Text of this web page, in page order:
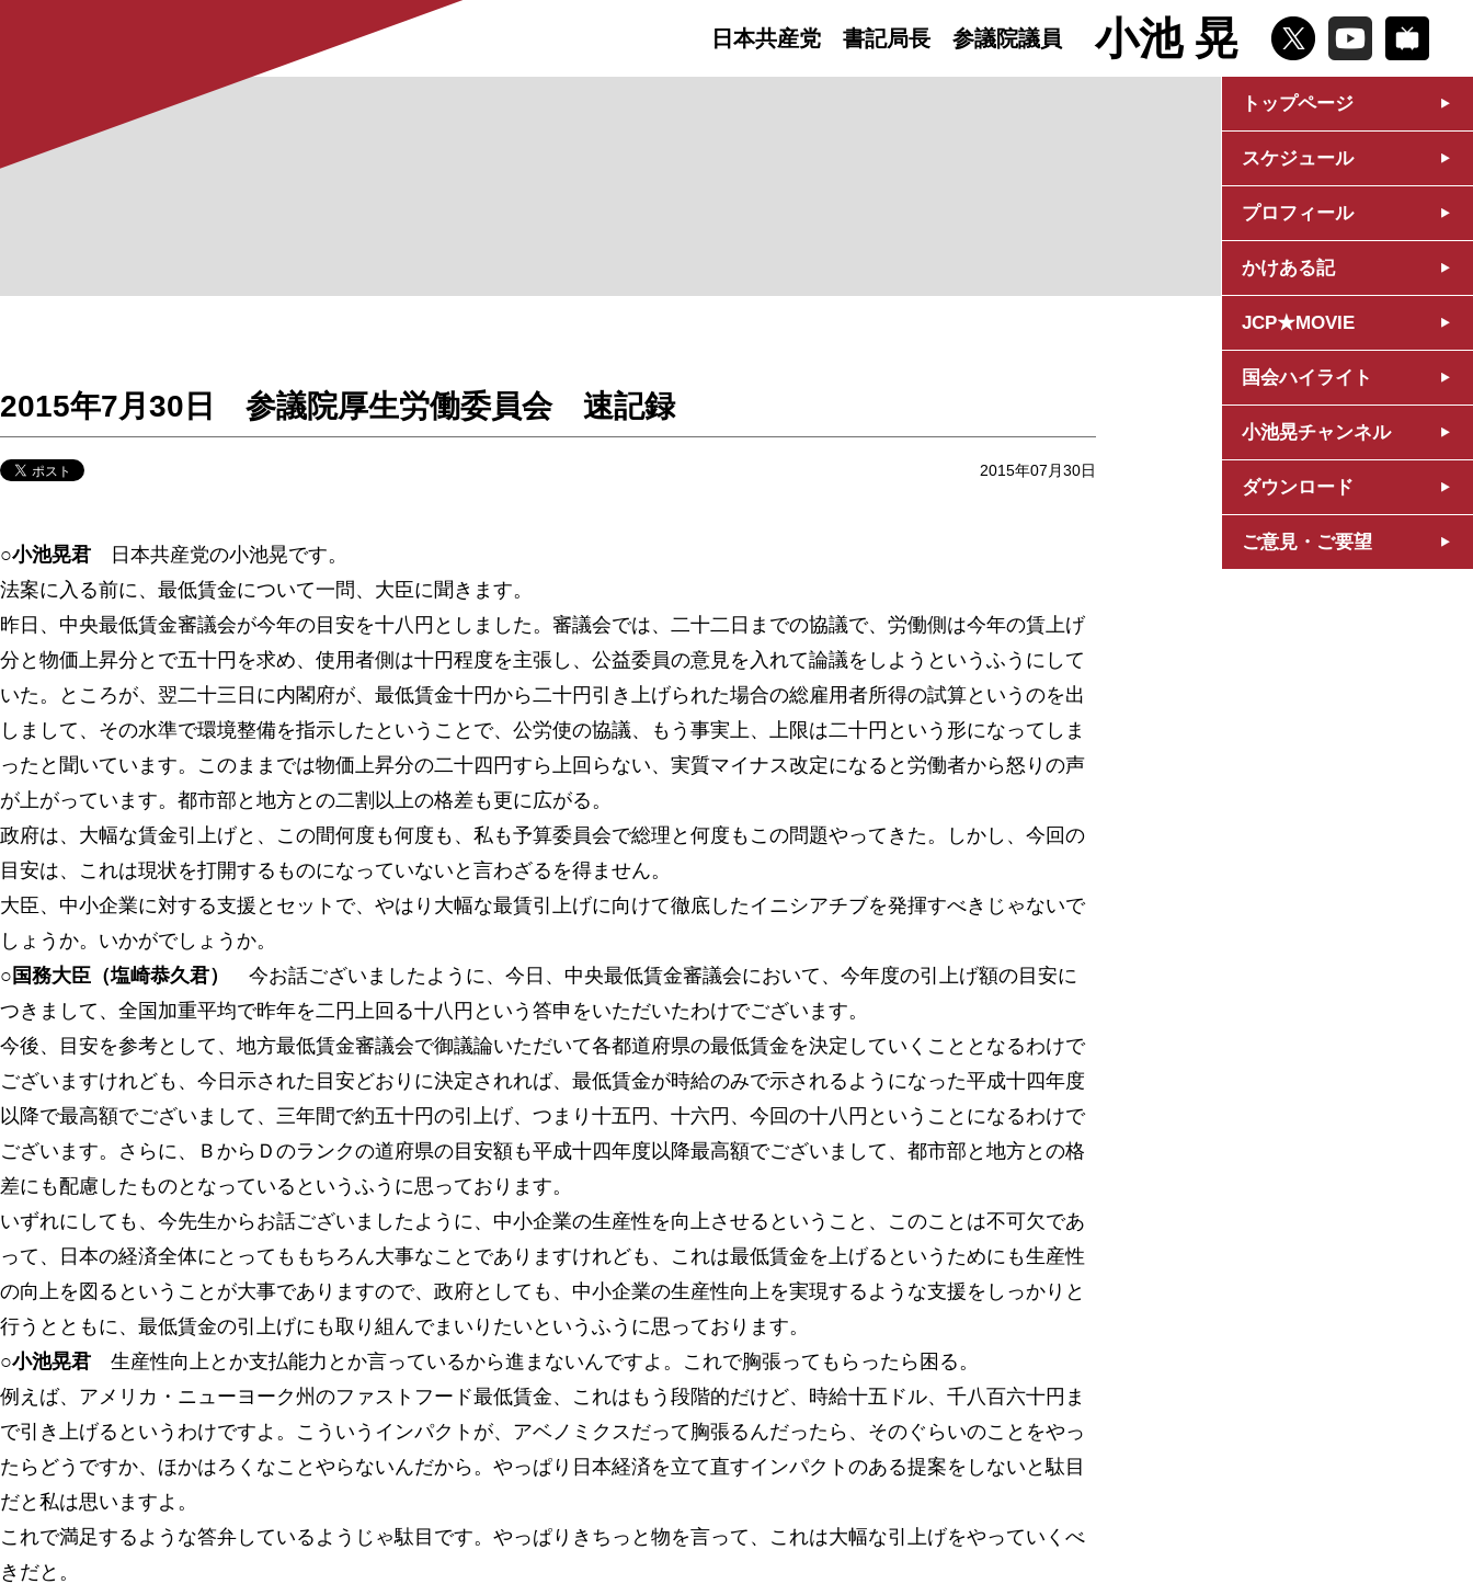
日本共産党 書記局長 参議院議員 小池 晃
トップページ
スケジュール
プロフィール
かけある記
JCP★MOVIE
国会ハイライト
小池晃チャンネル
ダウンロード
ご意見・ご要望
2015年7月30日 参議院厚生労働委員会 速記録
2015年07月30日
○小池晃君 日本共産党の小池晃です。
法案に入る前に、最低賃金について一問、大臣に聞きます。
昨日、中央最低賃金審議会が今年の目安を十八円としました。審議会では、二十二日までの協議で、労働側は今年の賃上げ
分と物価上昇分とで五十円を求め、使用者側は十円程度を主張し、公益委員の意見を入れて論議をしようというふうにして
いた。ところが、翌二十三日に内閣府が、最低賃金十円から二十円引き上げられた場合の総雇用者所得の試算というのを出
しまして、その水準で環境整備を指示したということで、公労使の協議、もう事実上、上限は二十円という形になってしま
ったと聞いています。このままでは物価上昇分の二十四円すら上回らない、実質マイナス改定になると労働者から怒りの声
が上がっています。都市部と地方との二割以上の格差も更に広がる。
政府は、大幅な賃金引上げと、この間何度も何度も、私も予算委員会で総理と何度もこの問題やってきた。しかし、今回の
目安は、これは現状を打開するものになっていないと言わざるを得ません。
大臣、中小企業に対する支援とセットで、やはり大幅な最賃引上げに向けて徹底したイニシアチブを発揮すべきじゃないで
しょうか。いかがでしょうか。
○国務大臣（塩崎恭久君）
今お話ございましたように、今日、中央最低賃金審議会において、今年度の引上げ額の目安に
つきまして、全国加重平均で昨年を二円上回る十八円という答申をいただいたわけでございます。
今後、目安を参考として、地方最低賃金審議会で御議論いただいて各都道府県の最低賃金を決定していくこととなるわけで
ございますけれども、今日示された目安どおりに決定されれば、最低賃金が時給のみで示されるようになった平成十四年度
以降で最高額でございまして、三年間で約五十円の引上げ、つまり十五円、十六円、今回の十八円ということになるわけで
ございます。さらに、ＢからＤのランクの道府県の目安額も平成十四年度以降最高額でございまして、都市部と地方との格
差にも配慮したものとなっているというふうに思っております。
いずれにしても、今先生からお話ございましたように、中小企業の生産性を向上させるということ、このことは不可欠であ
って、日本の経済全体にとってももちろん大事なことでありますけれども、これは最低賃金を上げるというためにも生産性
の向上を図るということが大事でありますので、政府としても、中小企業の生産性向上を実現するような支援をしっかりと
行うとともに、最低賃金の引上げにも取り組んでまいりたいというふうに思っております。
○小池晃君 生産性向上とか支払能力とか言っているから進まないんですよ。これで胸張ってもらったら困る。
例えば、アメリカ・ニューヨーク州のファストフード最低賃金、これはもう段階的だけど、時給十五ドル、千八百六十円ま
で引き上げるというわけですよ。こういうインパクトが、アベノミクスだって胸張るんだったら、そのぐらいのことをやっ
たらどうですか、ほかはろくなことやらないんだから。やっぱり日本経済を立て直すインパクトのある提案をしないと駄目
だと私は思いますよ。
これで満足するような答弁しているようじゃ駄目です。やっぱりきちっと物を言って、これは大幅な引上げをやっていくべ
きだと。